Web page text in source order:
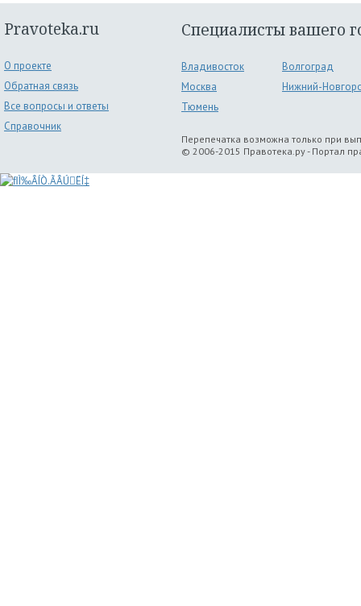
Pravoteka.ru
О проекте
Обратная связь
Все вопросы и ответы
Справочник
Специалисты вашего
Владивосток
Волгоград
Москва
Нижний-
Тюмень
Перепечатка возможна только при
© 2006-2015 Правотека.ру - Портал